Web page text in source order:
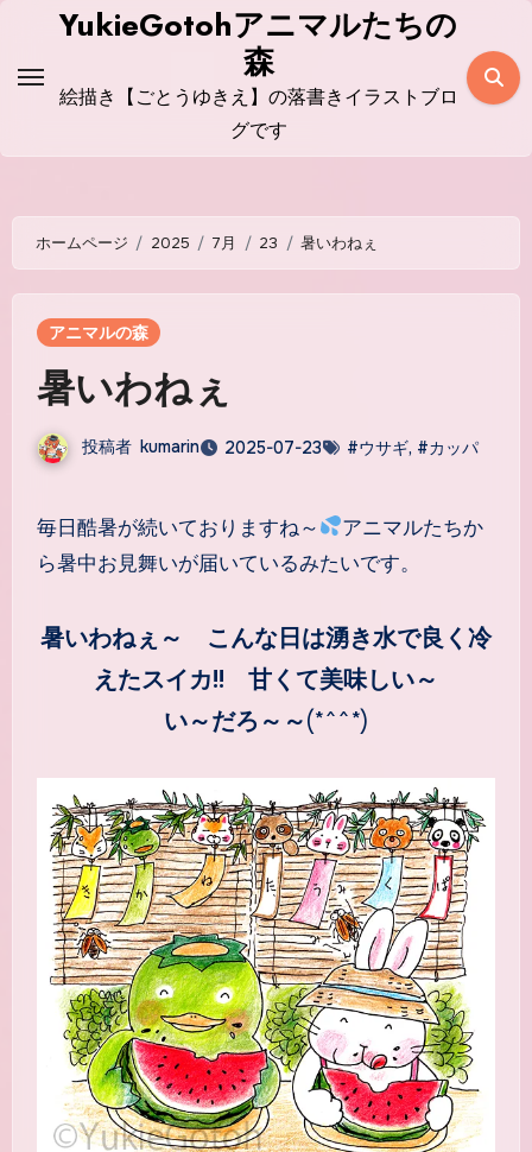
ス
YukieGotohアニマルたちの
森
絵描き【ごとうゆきえ】の落書きイラストブロ
グです
ホームページ 2025 7月 23 暑いわねぇ
アニマルの森
暑いわねぇ
投稿者 kumarin 2025-07-23 #ウサギ, #カッパ
毎日酷暑が続いておりますね～
アニマルたちか
ら暑中お見舞いが届いているみたいです。
暑いわねぇ～ こんな日は湧き水で良く冷
えたスイカ!! 甘くて美味しい～
い～だろ～～(*^^*)